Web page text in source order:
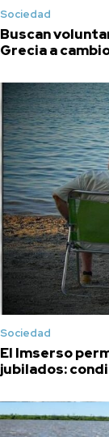
Sociedad
Buscan
Grecia a
Sociedad
El Imserso
jubilados: